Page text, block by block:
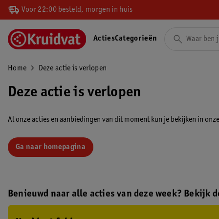
Voor 22:00 besteld, morgen in huis
ActiesCategorieën
Home Deze actie is verlopen
Deze actie is verlopen
Al onze acties en aanbiedingen van dit moment kun je bekijken in
Ga naar homepagina
Benieuwd naar alle acties van deze week? Bekijk